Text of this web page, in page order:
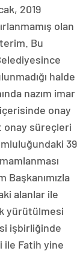
2019
olan
Bu
halde
nazım imar
içerisinde onay
onay süreçleri
39
alanlar ile
yürütülmesi
işbirliğinde
ile Fatih yine